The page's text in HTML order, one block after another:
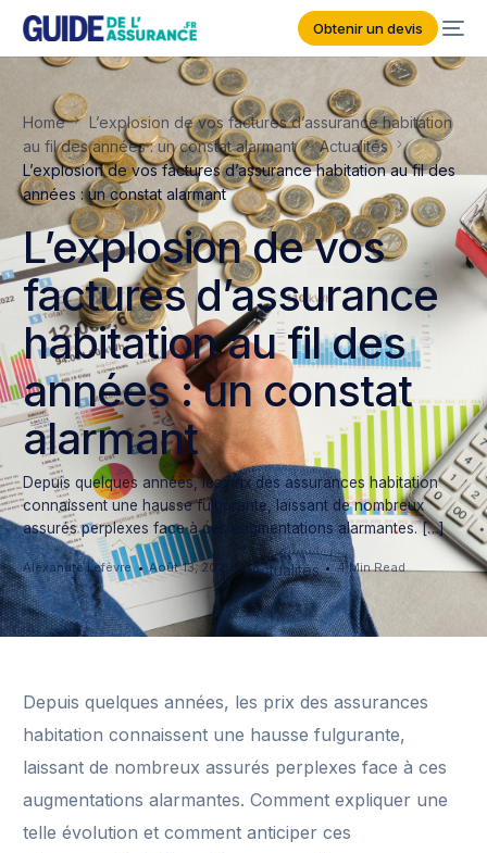
Obtenir un devis
Home
L’explosion de vos factures d’assurance habitation
au fil des années : un constat alarmant
Actualités
L’explosion de vos factures d’assurance habitation au fil des
années : un constat alarmant
L’explosion de vos
factures d’assurance
habitation au fil des
années : un constat
alarmant
Depuis quelques années, les prix des assurances habitation
connaissent une hausse fulgurante, laissant de nombreux
assurés perplexes face à ces augmentations alarmantes. […]
Alexandre Lefèvre Août 13, 2025 Actualités 4 Min Read
Depuis quelques années, les prix des assurances
habitation connaissent une hausse fulgurante,
laissant de nombreux assurés perplexes face à ces
augmentations alarmantes. Comment expliquer une
telle évolution et comment anticiper ces